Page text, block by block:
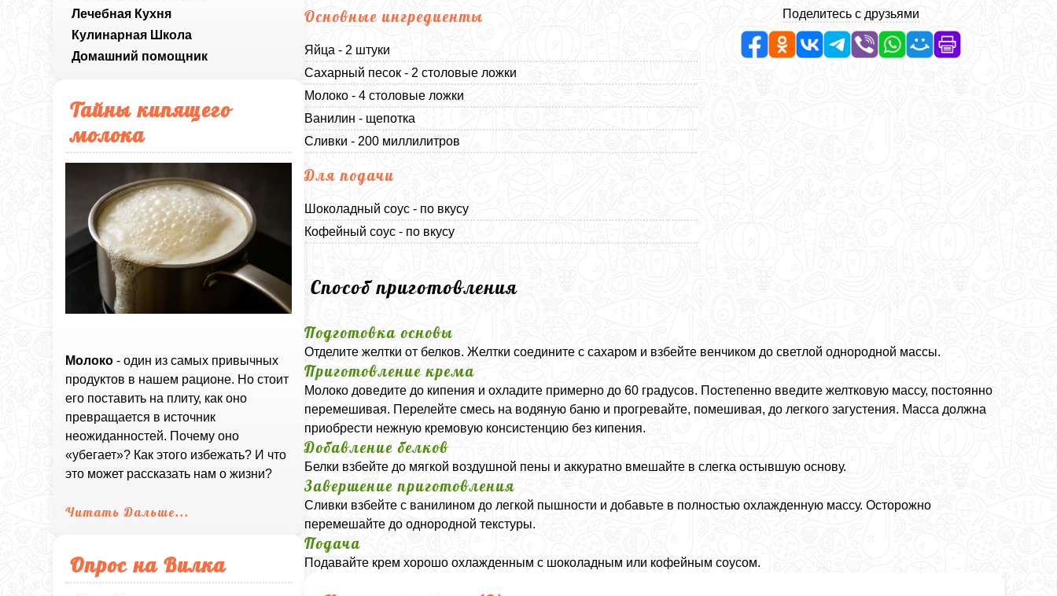
Лечебная Кухня
Кулинарная Школа
Домашний помощник
Тайны кипящего
молока
Молоко - один из самых привычных
продуктов в нашем рационе. Но стоит
его поставить на плиту, как оно
превращается в источник
неожиданностей. Почему оно
«убегает»? Как этого избежать? И что
это может рассказать нам о жизни?
Читать Дальше...
Опрос на Вилка
Основные ингредиенты
Яйца - 2 штуки
Сахарный песок - 2 столовые ложки
Молоко - 4 столовые ложки
Ванилин - щепотка
Сливки - 200 миллилитров
Для подачи
Шоколадный соус - по вкусу
Кофейный соус - по вкусу
Поделитесь с друзьями
Способ приготовления
Подготовка основы
Отделите желтки от белков. Желтки соедините с сахаром и взбейте венчиком до светлой однородной массы.
Приготовление крема
Молоко доведите до кипения и охладите примерно до 60 градусов. Постепенно введите желтковую массу, постоянно
перемешивая. Перелейте смесь на водяную баню и прогревайте, помешивая, до легкого загустения. Масса должна
приобрести нежную кремовую консистенцию без кипения.
Добавление белков
Белки взбейте до мягкой воздушной пены и аккуратно вмешайте в слегка остывшую основу.
Завершение приготовления
Сливки взбейте с ванилином до легкой пышности и добавьте в полностью охлажденную массу. Осторожно
перемешайте до однородной текстуры.
Подача
Подавайте крем хорошо охлажденным с шоколадным или кофейным соусом.